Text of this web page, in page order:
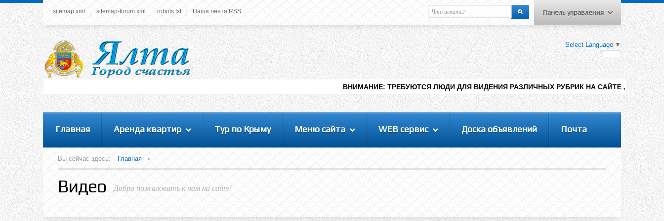
У вас нет прав просматривать данное меню,
пожалуйста, войдите на сайт под своим
логином или зарегестрируйтесь! Это позволит
вам пользоваться всеми функциями нашего
Здравствуйте уважаемыйГость. Чтобы
пользоваться данной панелью
управления, вам необходимо
авторизоваться на сайте под своим
логином, либо пройти регистрацию.
Меню пользователя
Вход на сайт
Регистрация
Панель управления
sitemap.xml sitemap-forum.xml robots.txt Наша лента RSS
Select Language ▼
ВНИМАНИЕ: ТРЕБУЮТСЯ ЛЮДИ ДЛЯ ВИДЕНИЯ РАЗЛИЧНЫХ РУБРИК НА САЙТЕ , ДОБАВЛЕНИЯ
Главная Аренда квартир Тур по Крыму Меню сайта WEB сервис Доска объявлений Почта
Вы сейчас здесь: Главная »
Видео Добро пожаловать к нам на сайт!